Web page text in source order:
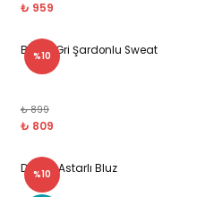
₺ 959
%10
Bymn Gri Şardonlu Sweat
₺ 899
₺ 809
%10
Dantel Astarlı Bluz